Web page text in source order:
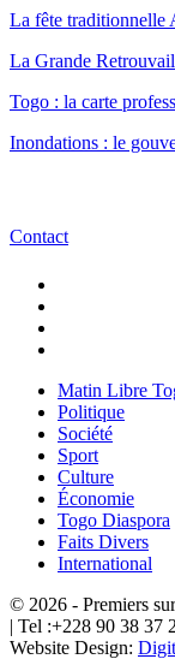
La fête traditionnelle
La Grande
Togo : la carte
Inondations : le
Contact
Matin Libre
Politique
Société
Sport
Culture
Économie
Togo Diaspora
Faits Divers
International
© 2026 - Premiers
| Tel :+228 90 38 37
Website Design: